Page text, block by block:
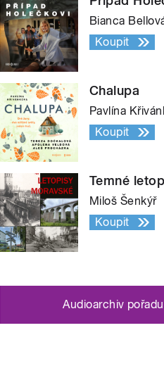
Bianca
Koupit
Chalupa
Pavlína
Koupit
Temné
Miloš Šenkýř
Koupit
Audioarchiv pořadu